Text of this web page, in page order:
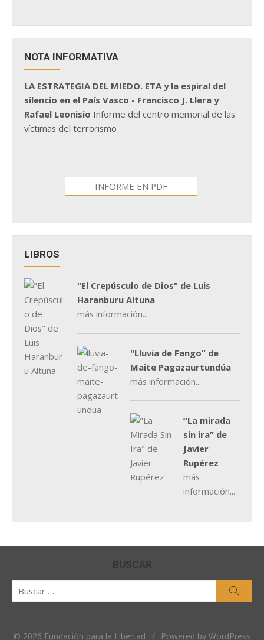
NOTA INFORMATIVA
LA ESTRATEGIA DEL MIEDO. ETA y la espiral del
silencio en el País Vasco - Francisco J. Llera y
Rafael Leonisio Informe del centro memorial de las
víctimas del terrorismo
INFORME EN PDF
LIBROS
"El Crepúsculo de Dios" de Luis
Haranburu Altuna
más información...
"Lluvia de Fango” de
Maite Pagazaurtundúa
más información...
“La mirada
sin ira” de
Javier
Rupérez
más
información...
BUSCAR
© 2026 Fundación para la Libertad / Powered by WordPress